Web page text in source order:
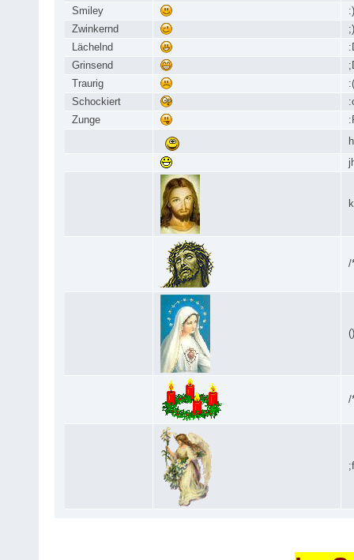
Smiley
:)
Zwinkernd
;)
Lächelnd
Grinsend
Traurig
:(
Schockiert
Zunge
/
/